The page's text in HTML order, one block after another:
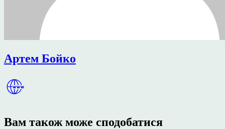
Артем Бойко
Вам також може сподобатися